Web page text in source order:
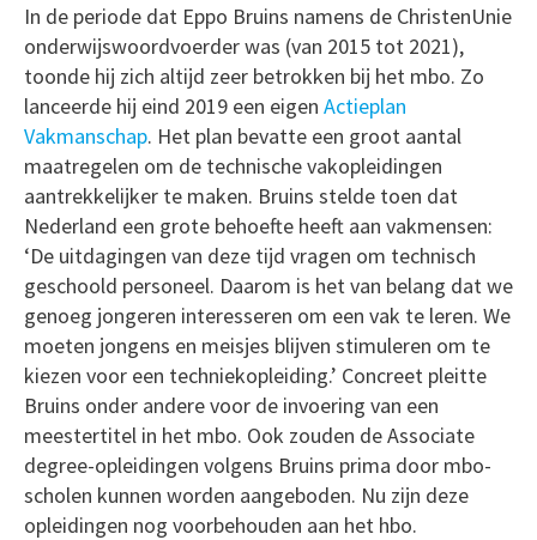
In de periode dat Eppo Bruins namens de ChristenUnie
onderwijswoordvoerder was (van 2015 tot 2021),
toonde hij zich altijd zeer betrokken bij het mbo. Zo
lanceerde hij eind 2019 een eigen Actieplan
Vakmanschap. Het plan bevatte een groot aantal
maatregelen om de technische vakopleidingen
aantrekkelijker te maken. Bruins stelde toen dat
Nederland een grote behoefte heeft aan vakmensen:
‘De uitdagingen van deze tijd vragen om technisch
geschoold personeel. Daarom is het van belang dat we
genoeg jongeren interesseren om een vak te leren. We
moeten jongens en meisjes blijven stimuleren om te
kiezen voor een techniekopleiding.’ Concreet pleitte
Bruins onder andere voor de invoering van een
meestertitel in het mbo. Ook zouden de Associate
degree-opleidingen volgens Bruins prima door mbo-
scholen kunnen worden aangeboden. Nu zijn deze
opleidingen nog voorbehouden aan het hbo.